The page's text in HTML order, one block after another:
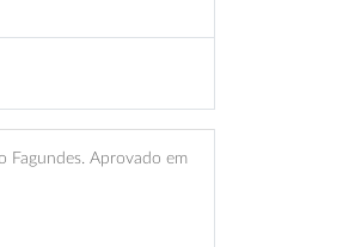
Fagundes. Aprovado em